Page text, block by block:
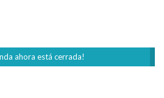
ahora está cerrada!